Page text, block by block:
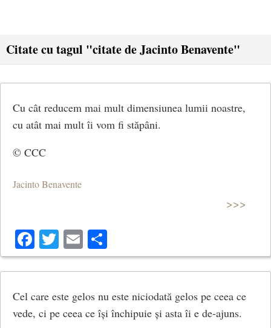
Citate cu tagul "citate de Jacinto Benavente"
Cu cât reducem mai mult dimensiunea lumii noastre,
cu atât mai mult îi vom fi stăpâni.
© CCC
Jacinto Benavente
>>>
Facebook
Twitter
Email
Cel care este gelos nu este niciodată gelos pe ceea ce
vede, ci pe ceea ce își închipuie și asta îi e de-ajuns.